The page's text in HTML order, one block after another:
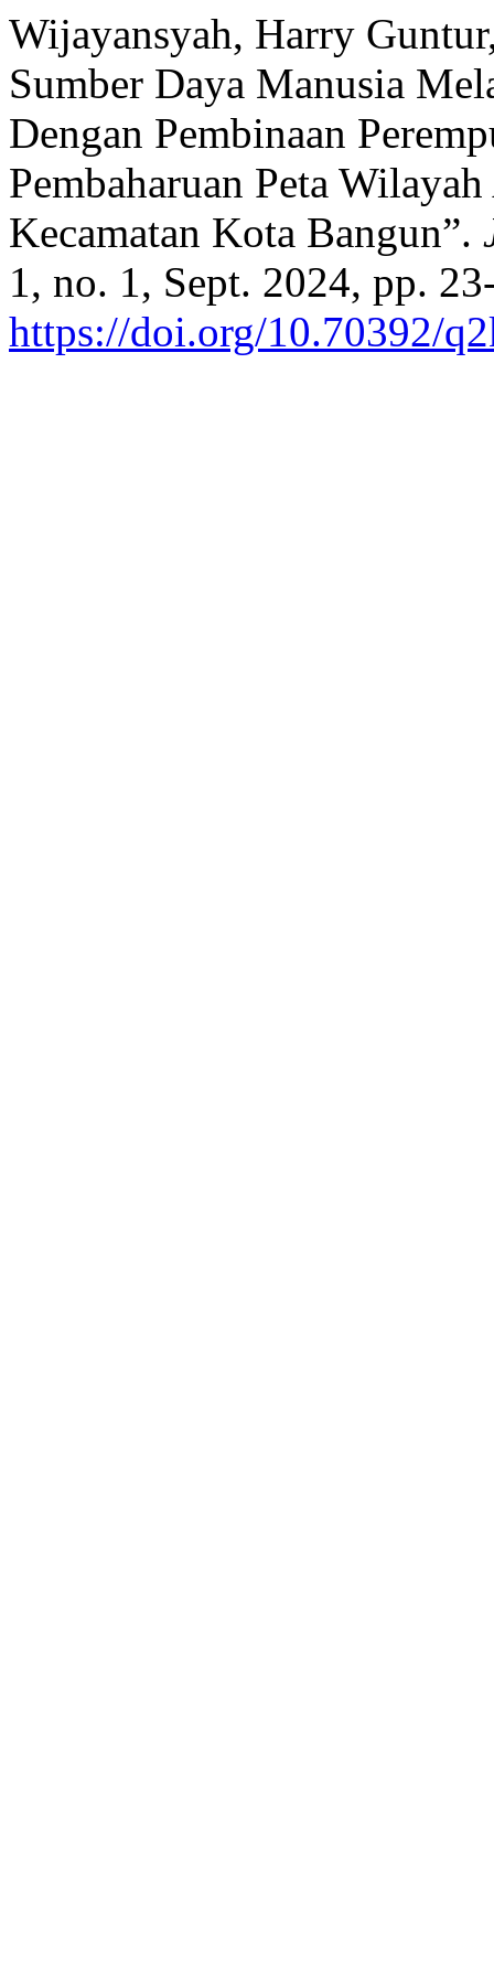
Wijayansyah, Harry
Sumber Daya Manusia
Dengan Pembinaan
Pembaharuan Peta
Kecamatan Kota Bangun”.
1, no. 1, Sept. 2024, pp.
https://doi.org/10.70392/